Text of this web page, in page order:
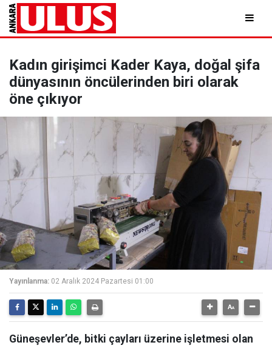
Kadın girişimci Kader Kaya, doğal şifa
dünyasının öncülerinden biri olarak
öne çıkıyor
Yayınlanma: 02 Aralık 2024 Pazartesi 01:00
Güneşevler’de, bitki çayları üzerine işletmesi olan